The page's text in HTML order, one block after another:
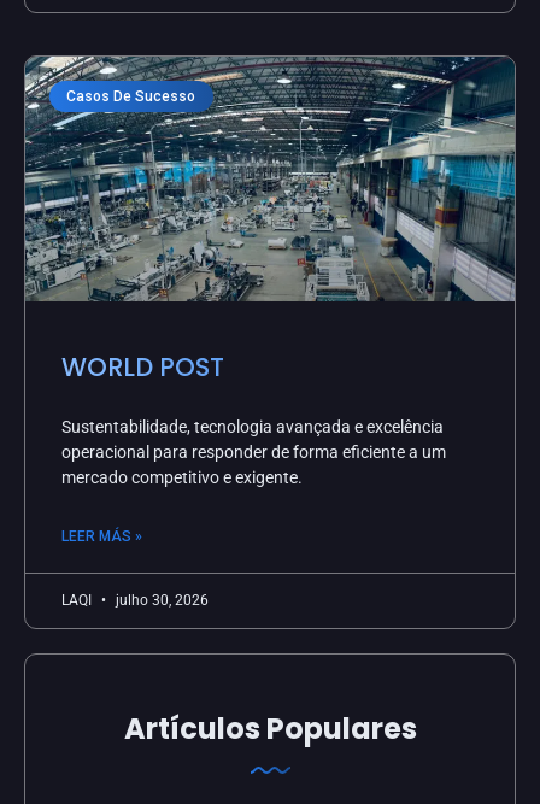
Casos De Sucesso
WORLD POST
Sustentabilidade, tecnologia avançada e excelência
operacional para responder de forma eficiente a um
mercado competitivo e exigente.
LEER MÁS »
LAQI julho 30, 2026
Artículos Populares